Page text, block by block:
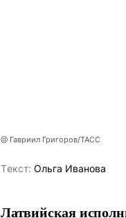
@ Гавриил Григоров/ТАСС
Tекст: Ольга Иванова
Латвийская